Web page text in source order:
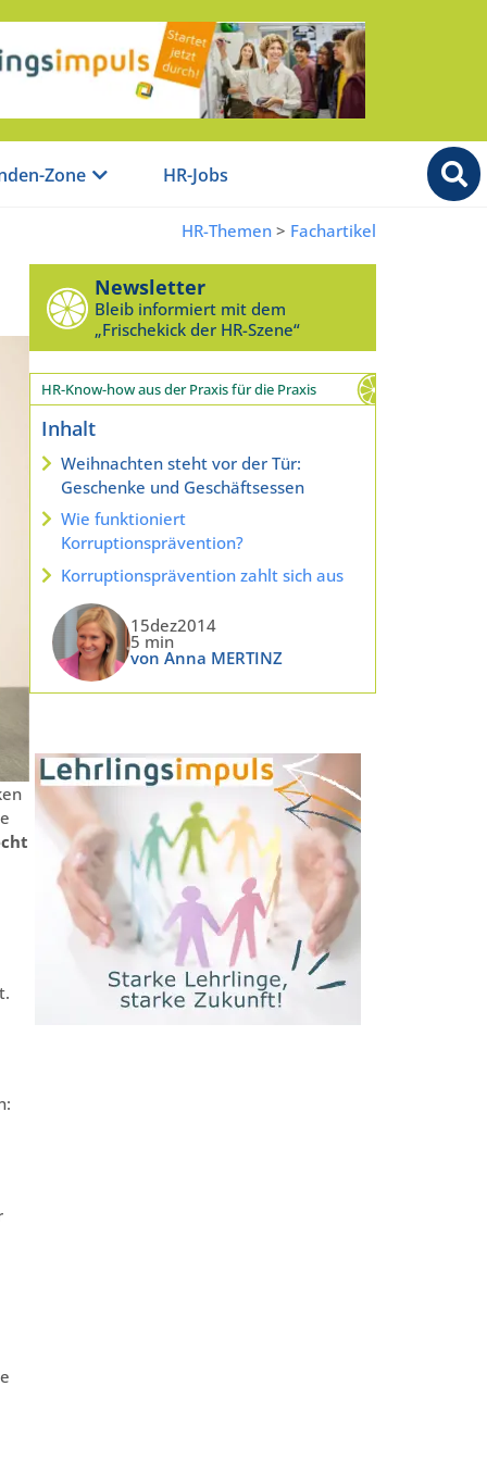
Zone HR-Jobs
HR-Themen > Fachartikel
Newsletter
Bleib informiert mit dem
„Frischekick der HR-Szene“
HR-Know-how aus der Praxis für die Praxis
Inhalt
Weihnachten steht vor der Tür:
Geschenke und Geschäftsessen
Wie funktioniert
Korruptionsprävention?
Korruptionsprävention zahlt sich aus
15dez2014
5 min
von Anna MERTINZ